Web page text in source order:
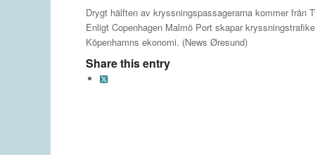
Drygt hälften av kryssningspassagerarna kommer från
Enligt Copenhagen Malmö Port skapar
Köpenhamns ekonomi. (News Øresund)
Share this entry